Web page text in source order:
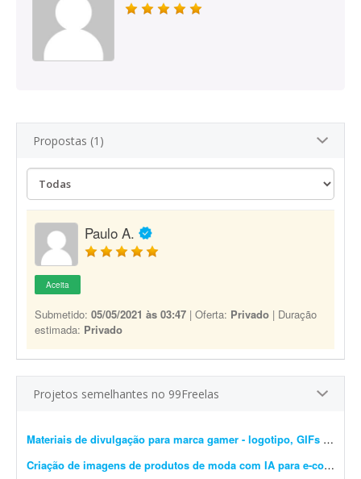
Propostas (1)
Paulo A.
Aceita
Submetido: 05/05/2021 às 03:47 | Oferta: Privado | Duração
estimada: Privado
Projetos semelhantes no 99Freelas
Materiais de divulgação para marca gamer - logotipo, GIFs e banners
Criação de imagens de produtos de moda com IA para e-commerce